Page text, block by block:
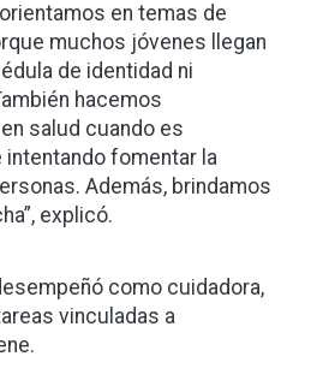
en temas de
muchos jóvenes llegan
de identidad ni
hacemos
salud cuando es
fomentar la
Además, brindamos
explicó.
como cuidadora,
vinculadas a